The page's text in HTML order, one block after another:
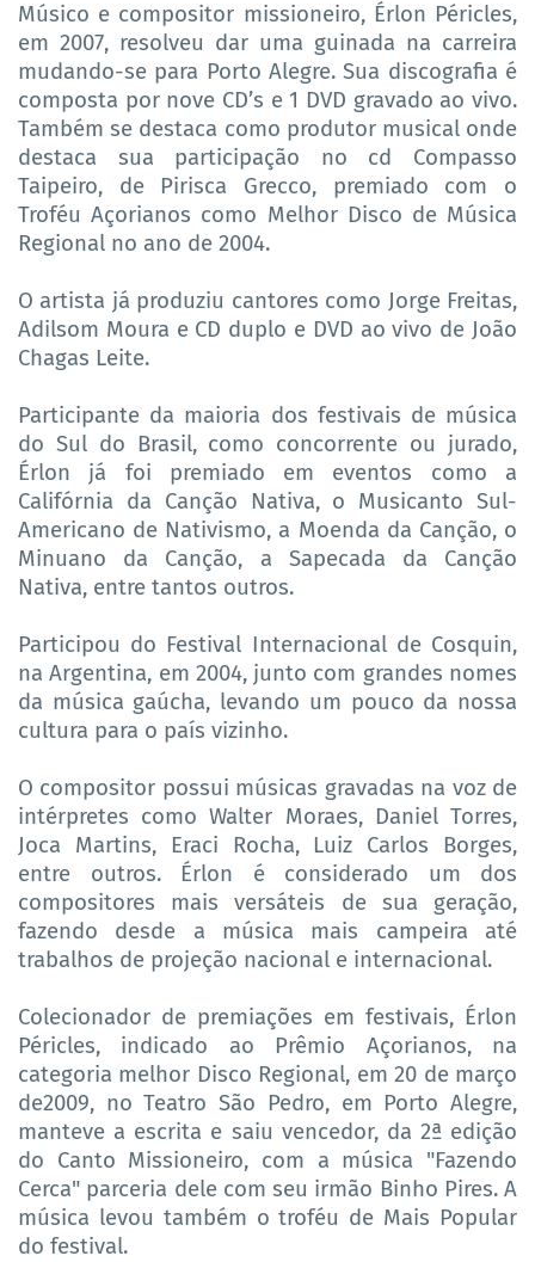
Músico e compositor missioneiro, Érlon Péricles,
em 2007, resolveu dar uma guinada na carreira
mudando-se para Porto Alegre. Sua discografia é
composta por nove CD’s e 1 DVD gravado ao vivo.
Também se destaca como produtor musical onde
destaca sua participação no cd Compasso
Taipeiro, de Pirisca Grecco, premiado com o
Troféu Açorianos como Melhor Disco de Música
Regional no ano de 2004.
O artista já produziu cantores como Jorge Freitas,
Adilsom Moura e CD duplo e DVD ao vivo de João
Chagas Leite.
Participante da maioria dos festivais de música
do Sul do Brasil, como concorrente ou jurado,
Érlon já foi premiado em eventos como a
Califórnia da Canção Nativa, o Musicanto Sul-
Americano de Nativismo, a Moenda da Canção, o
Minuano da Canção, a Sapecada da Canção
Nativa, entre tantos outros.
Participou do Festival Internacional de Cosquin,
na Argentina, em 2004, junto com grandes nomes
da música gaúcha, levando um pouco da nossa
cultura para o país vizinho.
O compositor possui músicas gravadas na voz de
intérpretes como Walter Moraes, Daniel Torres,
Joca Martins, Eraci Rocha, Luiz Carlos Borges,
entre outros. Érlon é considerado um dos
compositores mais versáteis de sua geração,
fazendo desde a música mais campeira até
trabalhos de projeção nacional e internacional.
Colecionador de premiações em festivais, Érlon
Péricles, indicado ao Prêmio Açorianos, na
categoria melhor Disco Regional, em 20 de março
de2009, no Teatro São Pedro, em Porto Alegre,
manteve a escrita e saiu vencedor, da 2ª edição
do Canto Missioneiro, com a música "Fazendo
Cerca" parceria dele com seu irmão Binho Pires. A
música levou também o troféu de Mais Popular
do festival.